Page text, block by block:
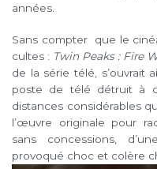
années.
Sans compter que le
cultes : Twin Peaks : Fire
de la série télé, s’ouvrait
poste de télé détruit à
distances considérables
l’œuvre originale pour
sans concessions,
provoqué choc et colère